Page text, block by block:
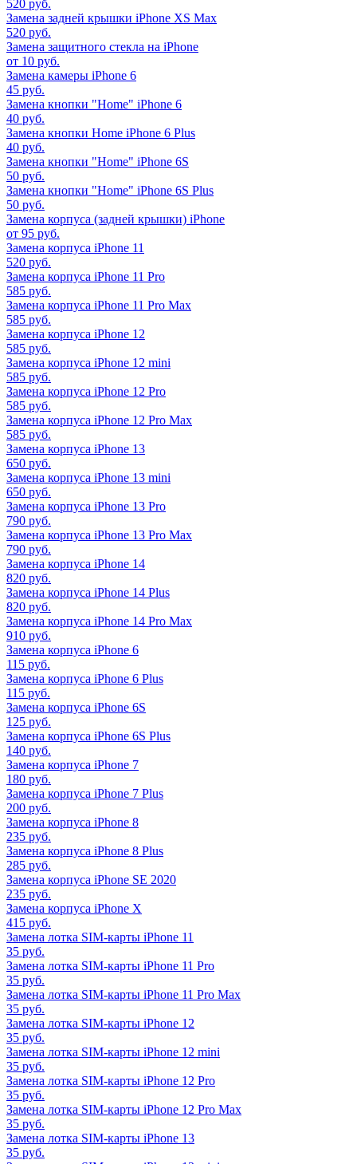
520 руб.
Замена задней крышки iPhone XS Max
520 руб.
Замена защитного стекла на iPhone
от 10 руб.
Замена камеры iPhone 6
45 руб.
Замена кнопки "Home" iPhone 6
40 руб.
Замена кнопки Home iPhone 6 Plus
40 руб.
Замена кнопки "Home" iPhone 6S
50 руб.
Замена кнопки "Home" iPhone 6S Plus
50 руб.
Замена корпуса (задней крышки) iPhone
от 95 руб.
Замена корпуса iPhone 11
520 руб.
Замена корпуса iPhone 11 Pro
585 руб.
Замена корпуса iPhone 11 Pro Max
585 руб.
Замена корпуса iPhone 12
585 руб.
Замена корпуса iPhone 12 mini
585 руб.
Замена корпуса iPhone 12 Pro
585 руб.
Замена корпуса iPhone 12 Pro Max
585 руб.
Замена корпуса iPhone 13
650 руб.
Замена корпуса iPhone 13 mini
650 руб.
Замена корпуса iPhone 13 Pro
790 руб.
Замена корпуса iPhone 13 Pro Max
790 руб.
Замена корпуса iPhone 14
820 руб.
Замена корпуса iPhone 14 Plus
820 руб.
Замена корпуса iPhone 14 Pro Max
910 руб.
Замена корпуса iPhone 6
115 руб.
Замена корпуса iPhone 6 Plus
115 руб.
Замена корпуса iPhone 6S
125 руб.
Замена корпуса iPhone 6S Plus
140 руб.
Замена корпуса iPhone 7
180 руб.
Замена корпуса iPhone 7 Plus
200 руб.
Замена корпуса iPhone 8
235 руб.
Замена корпуса iPhone 8 Plus
285 руб.
Замена корпуса iPhone SE 2020
235 руб.
Замена корпуса iPhone X
415 руб.
Замена лотка SIM-карты iPhone 11
35 руб.
Замена лотка SIM-карты iPhone 11 Pro
35 руб.
Замена лотка SIM-карты iPhone 11 Pro Max
35 руб.
Замена лотка SIM-карты iPhone 12
35 руб.
Замена лотка SIM-карты iPhone 12 mini
35 руб.
Замена лотка SIM-карты iPhone 12 Pro
35 руб.
Замена лотка SIM-карты iPhone 12 Pro Max
35 руб.
Замена лотка SIM-карты iPhone 13
35 руб.